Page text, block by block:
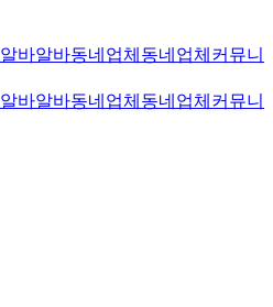
알바알바동네업체 동네업체 커뮤니
알바알바동네업체 동네업체 커뮤니